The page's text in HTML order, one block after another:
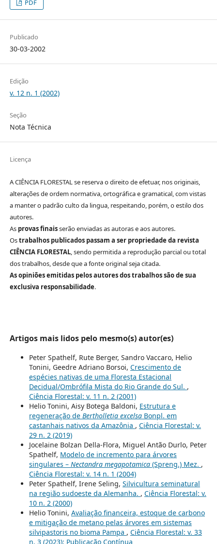
PDF
Publicado
30-03-2002
Edição
v. 12 n. 1 (2002)
Seção
Nota Técnica
Licença
A CIÊNCIA FLORESTAL se reserva o direito de efetuar, nos originais,
alterações de ordem normativa, ortográfica e gramatical, com vistas
a manter o padrão culto da lingua, respeitando, porém, o estilo dos
autores.
As provas finaisserão enviadas as autoras e aos autores.
Ostrabalhos publicados passam a ser propriedade da revista
CIÊNCIA FLORESTAL, sendo permitida a reprodução parcial ou total
dos trabalhos, desde que a fonte original seja citada.
As opiniões emitidas pelos autores dos trabalhos são de sua
exclusiva responsabilidade.
Artigos mais lidos pelo mesmo(s) autor(es)
Peter Spathelf, Rute Berger, Sandro Vaccaro, Helio
Tonini, Geedre Adriano Borsoi, Crescimento de
espécies nativas de uma Floresta Estacional
Decidual/Ombrófila Mista do Rio Grande do Sul. ,
Ciência Florestal: v. 11 n. 2 (2001)
Helio Tonini, Aisy Botega Baldoni, Estrutura e
regeneração de Bertholletia excelsaBonpl. em
castanhais nativos da Amazônia , Ciência Florestal: v.
29 n. 2 (2019)
Jocelaine Bolzan Della-Flora, Miguel Antão Durlo, Peter
Spathelf, Modelo de incremento para árvores
singulares – Nectandra megapotamica(Spreng.) Mez. ,
Ciência Florestal: v. 14 n. 1 (2004)
Peter Spathelf, Irene Seling, Silvicultura seminatural
na região sudoeste da Alemanha. , Ciência Florestal: v.
10 n. 2 (2000)
Helio Tonini, Avaliação financeira, estoque de carbono
e mitigação de metano pelas árvores em sistemas
silvipastoris no bioma Pampa , Ciência Florestal: v. 33
n. 3 (2023): Publicação Contínua